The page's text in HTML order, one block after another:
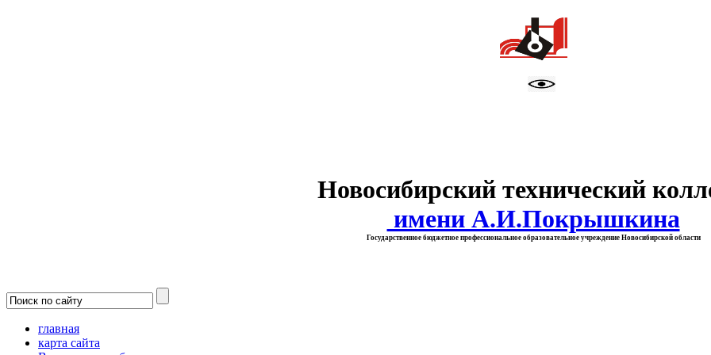
Новосибирский технический
имени А.И.Покрышкина
Государственное бюджетное профессиональное образовательное учреждение Новосибирской области
главная
карта сайта